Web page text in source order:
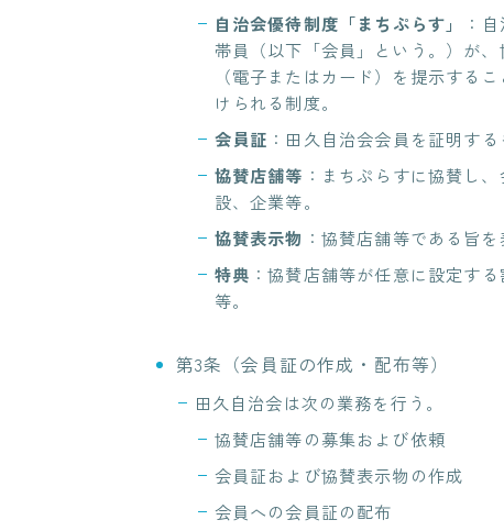
自治会優待制度「まちぷらす」
：
帯員（以下「会員」という。）が
（電子またはカード）を提示する
けられる制度。
会員証 ：田久自治会会員を証明す
協賛店舗等 ：まちぷらすに協賛し
設、企業等。
協賛表示物 ：協賛店舗等である旨
特典 ：協賛店舗等が任意に設定す
等。
第3条（会員証の作成・配布等）
田久自治会は次の業務を行う。
協賛店舗等の募集および依頼
会員証および協賛表示物の作成
会員への会員証の配布